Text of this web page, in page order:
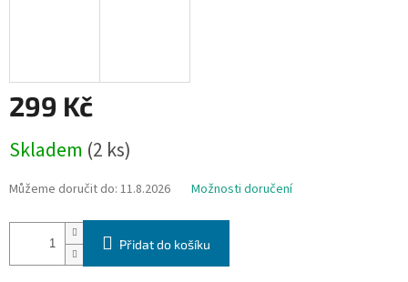
299 Kč
cena:
Skladem (2 ks)
Můžeme doručit do: 11.8.2026 Možnosti doručení
Přidat do košíku